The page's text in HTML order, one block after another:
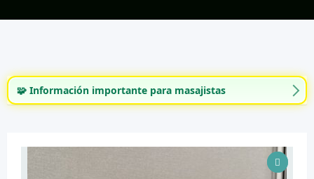
🧩 Información importante para masajistas